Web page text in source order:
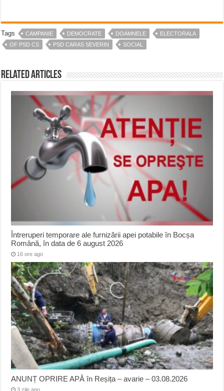
Tags CAMPANIE DEMOCRATE DOAMNELE
ELECTORALA
OF PSD CS
PSD CARAS SEVERIN SOCIAL
Related Articles
Întreruperi temporare ale furnizării apei potabile în Bocșa
Română, în data de 6 august 2026
16 ore ago
ANUNȚ OPRIRE APĂ în Reșița – avarie – 03.08.2026
3 zile ago